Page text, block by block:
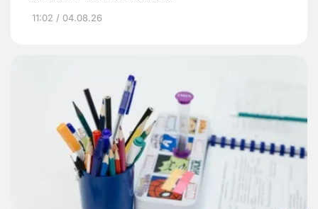
11:02 / 04.08.26